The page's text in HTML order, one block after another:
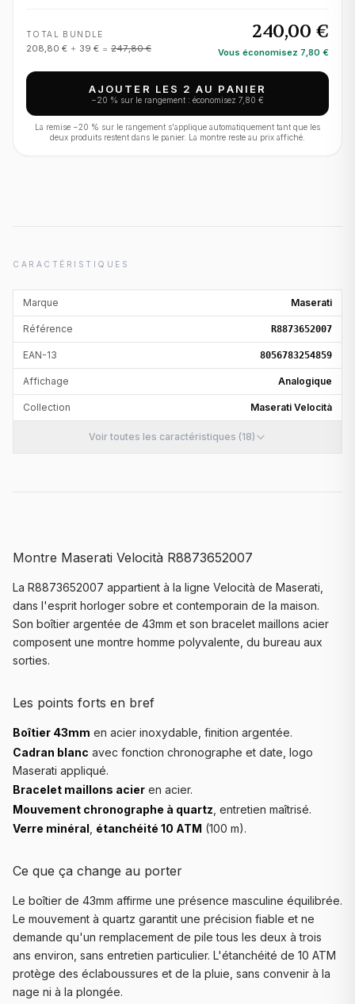
TOTAL BUNDLE
208,80 € + 39 € = 247,80 €
240,00 €
Vous économisez 7,80 €
AJOUTER LES 2 AU PANIER
−20 % sur le rangement : économisez 7,80 €
La remise −20 % sur le rangement s'applique automatiquement tant que les
deux produits restent dans le panier. La montre reste au prix affiché.
CARACTÉRISTIQUES
Marque Maserati
Référence R8873652007
EAN-13 8056783254859
Affichage Analogique
Collection Maserati Velocità
Voir toutes les caractéristiques (18)
Montre Maserati Velocità R8873652007
La R8873652007 appartient à la ligne Velocità de Maserati,
dans l'esprit horloger sobre et contemporain de la maison.
Son boîtier argentée de 43mm et son bracelet maillons acier
composent une montre homme polyvalente, du bureau aux
sorties.
Les points forts en bref
Boîtier 43mm en acier inoxydable, finition argentée.
Cadran blanc avec fonction chronographe et date, logo
Maserati appliqué.
Bracelet maillons acier en acier.
Mouvement chronographe à quartz , entretien maîtrisé.
Verre minéral étanchéité 10 ATM (100 m).
Ce que ça change au porter
Le boîtier de 43mm affirme une présence masculine équilibrée.
Le mouvement à quartz garantit une précision fiable et ne
demande qu'un remplacement de pile tous les deux à trois
ans environ, sans entretien particulier. L'étanchéité de 10 ATM
protège des éclaboussures et de la pluie, sans convenir à la
nage ni à la plongée.